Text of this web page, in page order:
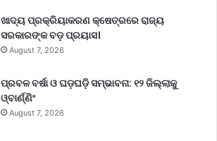
ଖାଦ୍ୟ ପ୍ରକ୍ରିୟାକରଣ କ୍ଷେତ୍ରରେ ରାଜ୍ୟ
ସରକାରଙ୍କ ବଡ଼ ପ୍ରୟାସ।
August 7, 2026
ପ୍ରବଳ ବର୍ଷା ଓ ଘଡ଼ଘଡ଼ି ସମ୍ଭାବନା: ୧୨ ଜିଲ୍ଲାକୁ
ଓ୍ବାର୍ଣ୍ଣିଂ
August 7, 2026